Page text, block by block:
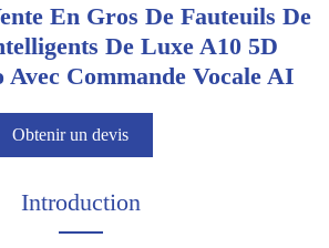
En Gros De Fauteuils De
De Luxe A10 5D
Commande Vocale AI
Obtenir un devis
Introduction